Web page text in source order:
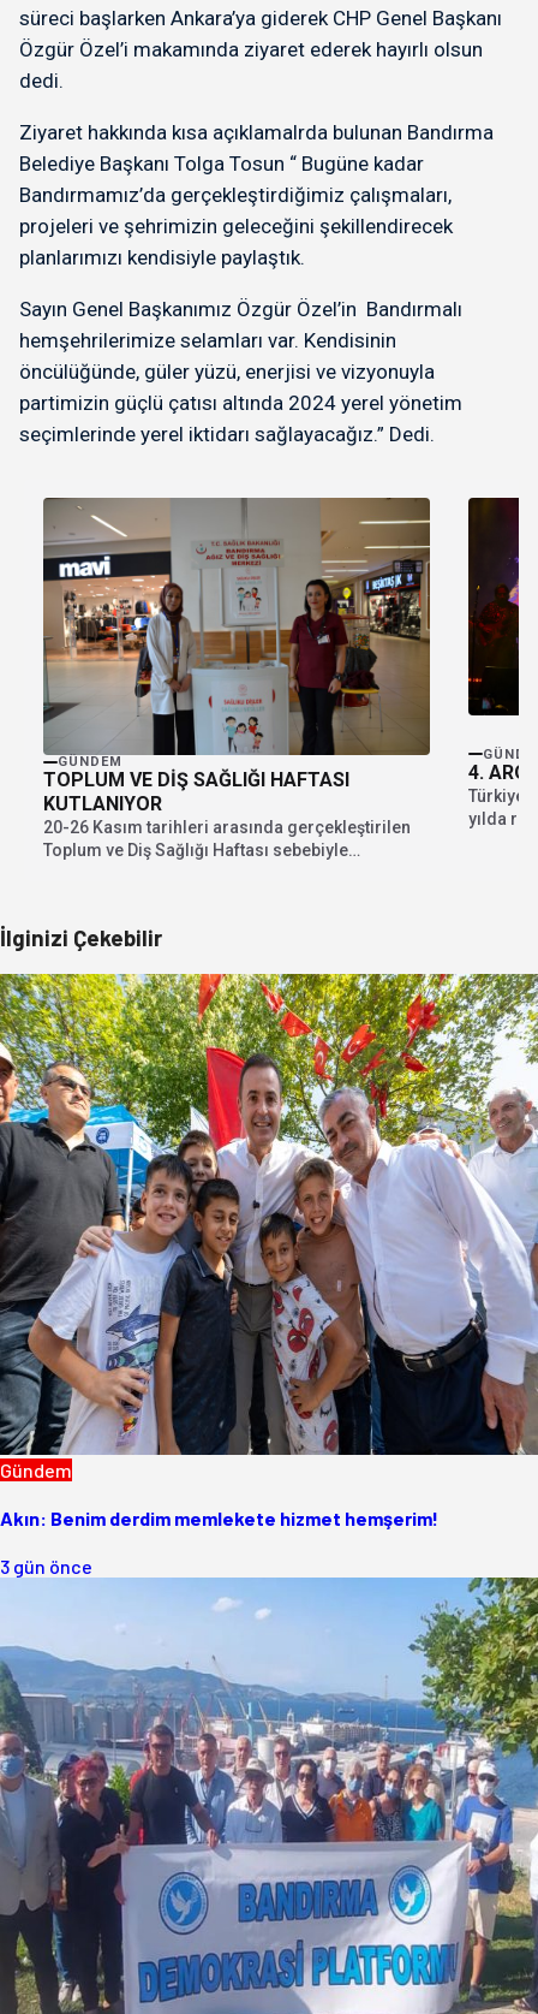
süreci başlarken Ankara’ya giderek CHP Genel Başkanı
Özgür Özel’i makamında ziyaret ederek hayırlı olsun
dedi.
Ziyaret hakkında kısa açıklamalrda bulunan Bandırma
Belediye Başkanı Tolga Tosun “ Bugüne kadar
Bandırmamız’da gerçekleştirdiğimiz çalışmaları,
projeleri ve şehrimizin geleceğini şekillendirecek
planlarımızı kendisiyle paylaştık.
Sayın Genel Başkanımız Özgür Özel’in Bandırmalı
hemşehrilerimize selamları var. Kendisinin
öncülüğünde, güler yüzü, enerjisi ve vizyonuyla
partimizin güçlü çatısı altında 2024 yerel yönetim
seçimlerinde yerel iktidarı sağlayacağız.” Dedi.
GÜNDEM
TOPLUM VE DİŞ SAĞLIĞI HAFTASI
KUTLANIYOR
20-26 Kasım tarihleri arasında gerçekleştirilen
Toplum ve Diş Sağlığı Haftası sebebiyle
4.
yılda
İlginizi Çekebilir
Gündem
Akın: Benim derdim memlekete hizmet hemşerim!
3 gün önce